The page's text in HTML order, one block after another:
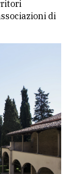
di